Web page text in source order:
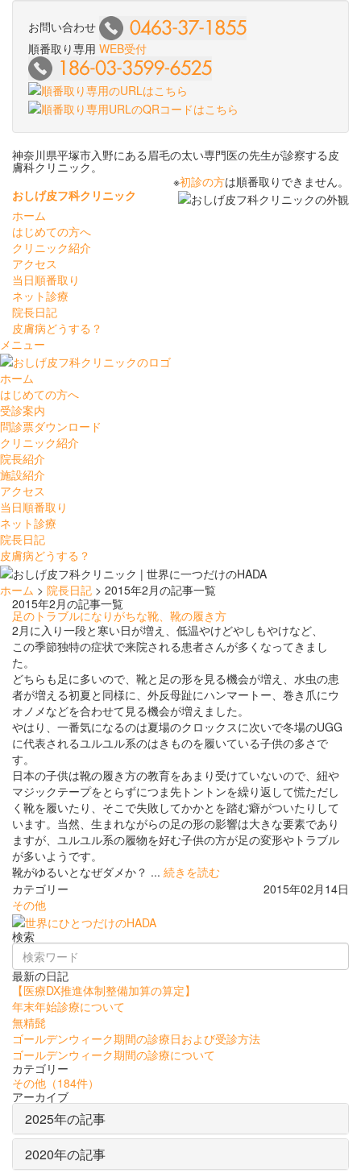
お問い合わせ
順番取り専用 WEB受付
神奈川県平塚市入野にある眉毛の太い専門医の先生が診察する皮
膚科クリニック。
※初診の方は順番取りできません。
おしげ皮フ科クリニック
ホーム
はじめての方へ
クリニック紹介
アクセス
当日順番取り
ネット診療
院長日記
皮膚病どうする？
メニュー
ホーム
はじめての方へ
受診案内
問診票ダウンロード
クリニック紹介
院長紹介
施設紹介
アクセス
当日順番取り
ネット診療
院長日記
皮膚病どうする？
ホーム > 院長日記 > 2015年2月の記事一覧
2015年2月の記事一覧
足のトラブルになりがちな靴、靴の履き方
2月に入り一段と寒い日が増え、低温やけどやしもやけなど、
この季節独特の症状で来院される患者さんが多くなってきまし
た。
どちらも足に多いので、靴と足の形を見る機会が増え、水虫の患
者が増える初夏と同様に、外反母趾にハンマートー、巻き爪にウ
オノメなどを合わせて見る機会が増えました。
やはり、一番気になるのは夏場のクロックスに次いで冬場のUGG
に代表されるユルユル系のはきものを履いている子供の多さで
す。
日本の子供は靴の履き方の教育をあまり受けていないので、紐や
マジックテープをとらずにつま先トントンを繰り返して慌ただし
く靴を履いたり、そこで失敗してかかとを踏む癖がついたりして
います。当然、生まれながらの足の形の影響は大きな要素であり
ますが、ユルユル系の履物を好む子供の方が足の変形やトラブル
が多いようです。
靴がゆるいとなぜダメか？ ... 続きを読む
カテゴリー
その他
2015年02月14日
検索
最新の日記
【医療DX推進体制整備加算の算定】
年末年始診療について
無精髭
ゴールデンウィーク期間の診療日および受診方法
ゴールデンウィーク期間の診療について
カテゴリー
その他 （184件）
アーカイブ
2025年の記事
2020年の記事